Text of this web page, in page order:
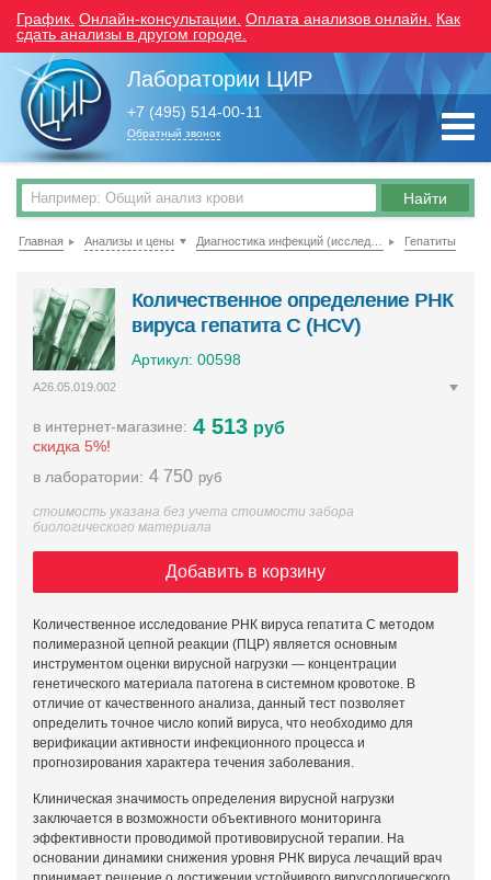
График. Онлайн-консультации. Оплата анализов онлайн.
Как
сдать анализы в другом городе.
Лаборатории ЦИР
+7 (495) 514-00-11
Обратный звонок
Главная Анализы и цены Гепатиты
Количественное определение РНК
вируса гепатита C (HСV)
Артикул: 00598
A26.05.019.002
в интернет-магазине:
скидка 5%!
4 513 руб
в лаборатории: 4 750 руб
стоимость указана без учета стоимости забора
биологического материала
Добавить в корзину
Количественное исследование РНК вируса гепатита С методом
полимеразной цепной реакции (ПЦР) является основным
инструментом оценки вирусной нагрузки — концентрации
генетического материала патогена в системном кровотоке. В
отличие от качественного анализа, данный тест позволяет
определить точное число копий вируса, что необходимо для
верификации активности инфекционного процесса и
прогнозирования характера течения заболевания.
Клиническая значимость определения вирусной нагрузки
заключается в возможности объективного мониторинга
эффективности проводимой противовирусной терапии. На
основании динамики снижения уровня РНК вируса лечащий врач